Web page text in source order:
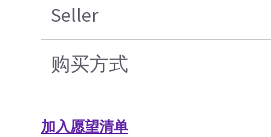
Seller
购买方式
加入愿望清单